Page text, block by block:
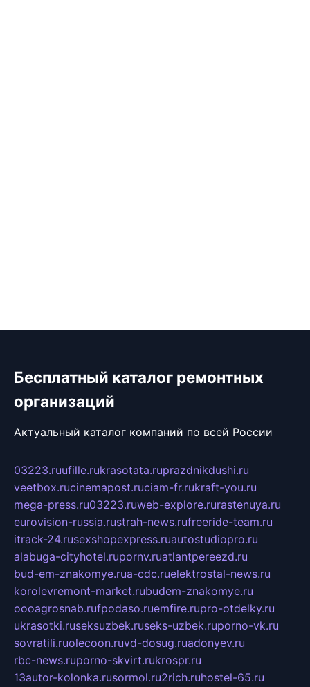
Бесплатный каталог ремонтных
организаций
Актуальный каталог компаний по всей России
03223.ruufille.rukrasotata.ruprazdnikdushi.ru
veetbox.rucinemapost.ruciam-fr.rukraft-you.ru
mega-press.ru03223.ruweb-explore.rurastenuya.ru
eurovision-russia.rustrah-news.rufreeride-team.ru
itrack-24.rusexshopexpress.ruautostudiopro.ru
alabuga-cityhotel.rupornv.ruatlantpereezd.ru
bud-em-znakomye.rua-cdc.ruelektrostal-news.ru
korolevremont-market.rubudem-znakomye.ru
oooagrosnab.rufpodaso.ruemfire.rupro-otdelky.ru
ukrasotki.ruseksuzbek.ruseks-uzbek.ruporno-vk.ru
sovratili.ruolecoon.ruvd-dosug.ruadonyev.ru
rbc-news.ruporno-skvirt.rukrospr.ru
13autor-kolonka.rusormol.ru2rich.ruhostel-65.ru